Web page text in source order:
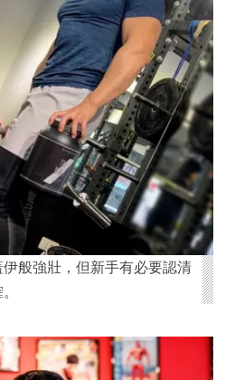
般強壯，但新手有必要認清